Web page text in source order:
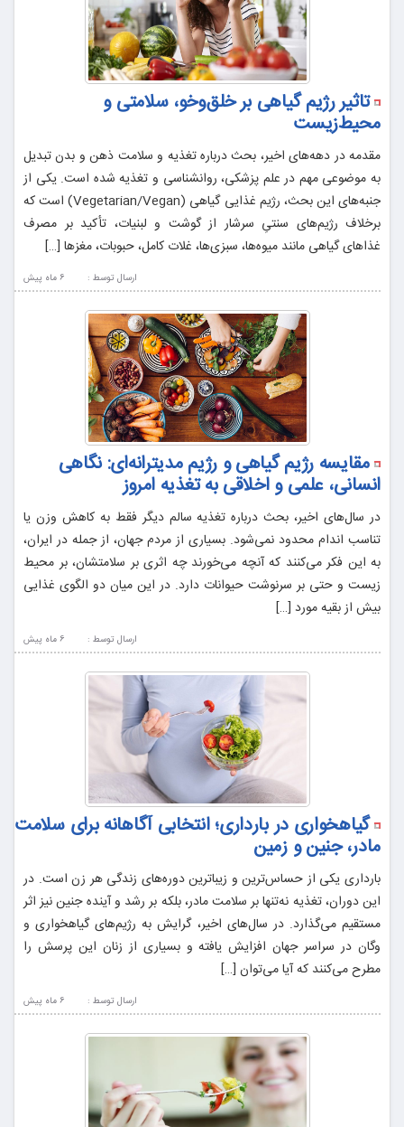
تاثیر رژیم گیاهی بر خلق‌وخو، سلامتی و
محیط‌زیست
مقدمه در دهه‌های اخیر، بحث درباره تغذیه و سلامت ذهن و بدن تبدیل
به موضوعی مهم در علم پزشکی، روانشناسی و تغذیه شده است. یکی از
جنبه‌های این بحث، رژیم غذایی گیاهی (Vegetarian/Vegan) است که
برخلاف رژیم‌های سنتیِ سرشار از گوشت و لبنیات، تأکید بر مصرف
غذاهای گیاهی مانند میوه‌ها، سبزی‌ها، غلات کامل، حبوبات، مغزها […]
6 ماه پيش ارسال توسط :
مقایسه رژیم گیاهی و رژیم مدیترانه‌ای: نگاهی
انسانی، علمی و اخلاقی به تغذیه امروز
در سال‌های اخیر، بحث درباره تغذیه سالم دیگر فقط به کاهش وزن یا
تناسب اندام محدود نمی‌شود. بسیاری از مردم جهان، از جمله در ایران،
به این فکر می‌کنند که آنچه می‌خورند چه اثری بر سلامتشان، بر محیط
زیست و حتی بر سرنوشت حیوانات دارد. در این میان دو الگوی غذایی
بیش از بقیه مورد […]
6 ماه پيش ارسال توسط :
گیاهخواری در بارداری؛ انتخابی آگاهانه برای سلامت
مادر، جنین و زمین
بارداری یکی از حساس‌ترین و زیباترین دوره‌های زندگی هر زن است. در
این دوران، تغذیه نه‌تنها بر سلامت مادر، بلکه بر رشد و آینده جنین نیز اثر
مستقیم می‌گذارد. در سال‌های اخیر، گرایش به رژیم‌های گیاهخواری و
وگان در سراسر جهان افزایش یافته و بسیاری از زنان این پرسش را
مطرح می‌کنند که آیا می‌توان […]
6 ماه پيش ارسال توسط :